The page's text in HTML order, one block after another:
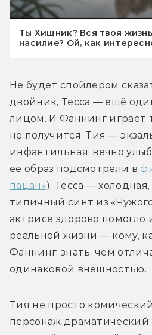
Ты Хищник? Вся твоя
насилие? Ой, как
Не будет спойлером
двойник, Тесса — ещё
лицом. И Фаннинг играет
не получится. Тия —
инфантильная, вечно
её образ подсмотрели в
пацан»). Тесса —
типичный синт из
актрисе здорово помогло
реальной жизни — кому,
Фаннинг, знать, чем
одинаковой внешностью.
Тия не просто
персонаж